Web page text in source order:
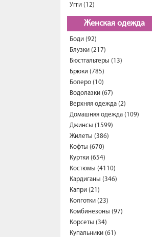
Угги (12)
Женская одежда
Боди (92)
Блузки (217)
Бюстгальтеры (13)
Брюки (785)
Болеро (10)
Водолазки (67)
Верхняя одежда (2)
Домашняя одежда (109)
Джинсы (1599)
Жилеты (386)
Кофты (670)
Куртки (654)
Костюмы (4110)
Кардиганы (346)
Капри (21)
Колготки (23)
Комбинезоны (97)
Корсеты (34)
Купальники (61)